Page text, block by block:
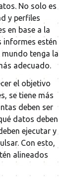
No solo es
y perfiles
en base a la
informes estén
tenga la
adecuado.
el objetivo
se tiene más
deben ser
datos deben
ejecutar y
Con esto,
alineados